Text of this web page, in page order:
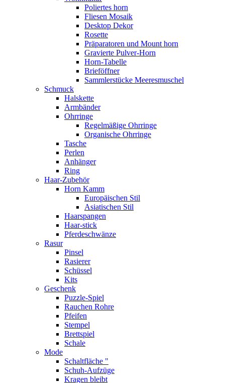
Poliertes horn
Fliesen Mosaik
Desktop Dekor
Rosette
Präparatoren und Mount horn
Gravierte Pulver-Horn
Horn-Tabelle
Brieföffner
Sammlerstücke Meeresmuschel
Schmuck
Halskette
Armbänder
Ohrringe
Regelmäßige Ohrringe
Organische Ohrringe
Tasche
Perlen
Anhänger
Ring
Haar-Zubehör
Horn Kamm
Europäischen Stil
Asiatischen Stil
Haarspangen
Haar-stick
Pferdeschwänze
Rasur
Pinsel
Rasierer
Schüssel
Kits
Geschenk
Puzzle-Spiel
Rauchen Rohre
Pfeifen
Stempel
Brettspiel
Schale
Mode
Schaltfläche "
Schuh-Aufzüge
Kragen bleibt